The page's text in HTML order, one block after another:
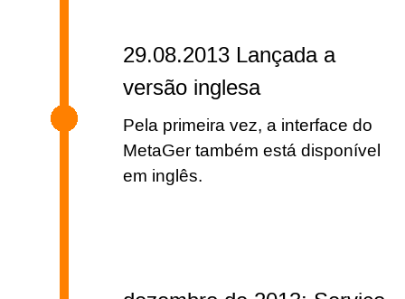
29.08.2013 Lançada a
versão inglesa
Pela primeira vez, a interface do
MetaGer também está disponível
em inglês.